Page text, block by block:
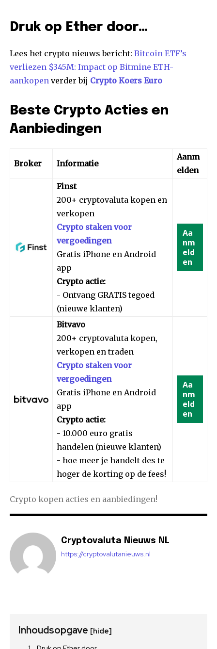
Druk op Ether door…
Lees het crypto nieuws bericht: Bitcoin ETF’s
verliezen $345M: Impact op Bitmine ETH-
aankopen verder bij Crypto Koers Euro
Beste Crypto Acties en
Aanbiedingen
Broker Informatie
Aanm
elden
Finst
200+ cryptovaluta kopen en
verkopen
Crypto staken voor
vergoedingen
Gratis iPhone en Android
app
Crypto actie:
- Ontvang GRATIS tegoed
(nieuwe klanten)
Aa
nm
eld
en
Bitvavo
200+ cryptovaluta kopen,
verkopen en traden
Crypto staken voor
vergoedingen
Gratis iPhone en Android
app
Crypto actie:
- 10.000 euro gratis
handelen (nieuwe klanten)
- hoe meer je handelt des te
hoger de korting op de fees!
Aa
nm
eld
en
Crypto kopen acties en aanbiedingen!
Cryptovaluta Nieuws NL
https://cryptovalutanieuws.nl
Inhoudsopgave [hide]